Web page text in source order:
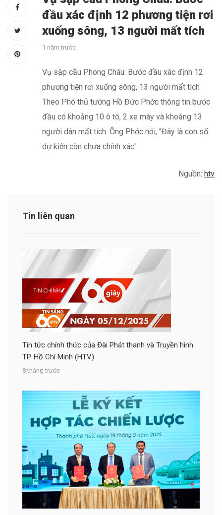
đầu xác định 12 phương tiện rơi
xuống sông, 13 người mất tích
1 năm trước
Vụ sập cầu Phong Châu: Bước đầu xác định 12
phương tiện rơi xuống sông, 13 người mất tích
Theo Phó thủ tướng Hồ Đức Phớc thông tin bước
đầu có khoảng 10 ô tô, 2 xe máy và khoảng 13
người dân mất tích. Ông Phớc nói, "Đây là con số
dự kiến còn chưa chính xác"
Nguồn: htv
Tin liên quan
Tin tức chính thức của Đài Phát thanh và Truyền hình
TP. Hồ Chí Minh (HTV).
8 tháng trước